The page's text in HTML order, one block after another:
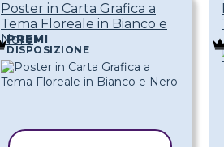
Poster in Carta Grafica a
Tema Floreale in Bianco e
Nero
PREMI
DISPOSIZIONE